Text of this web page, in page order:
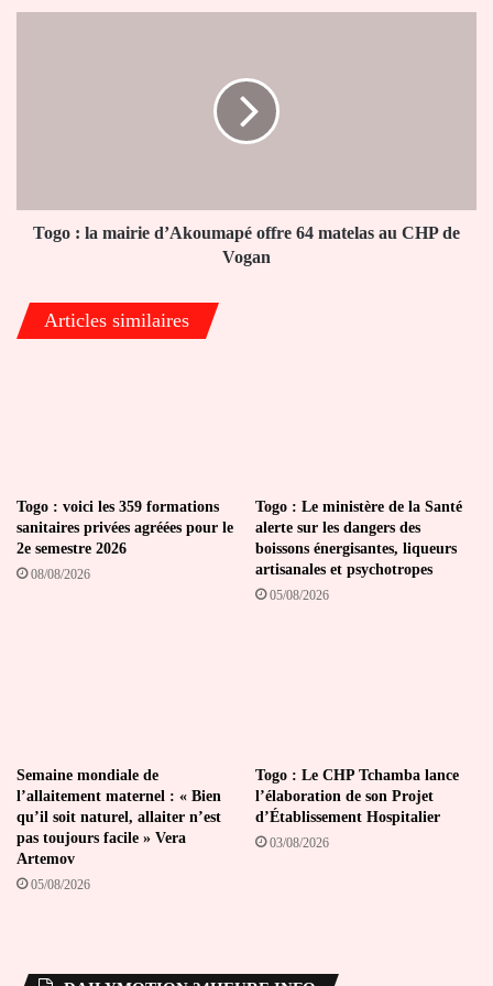
au
CHPTogo : la mairie d’Akoumapé offre 64 matelas au CHP de
Vogan
Articles similaires
Togo : voici les 359 formations
sanitaires privées agréées pour le
2e semestre 2026
08/08/2026
Togo : Le ministère de la Santé
alerte sur les dangers des
boissons énergisantes, liqueurs
artisanales et psychotropes
05/08/2026
Semaine mondiale de
l’allaitement maternel : « Bien
qu’il soit naturel, allaiter n’est
pas toujours facile » Vera
Artemov
05/08/2026
Togo : Le CHP Tchamba lance
l’élaboration de son Projet
d’Établissement Hospitalier
03/08/2026